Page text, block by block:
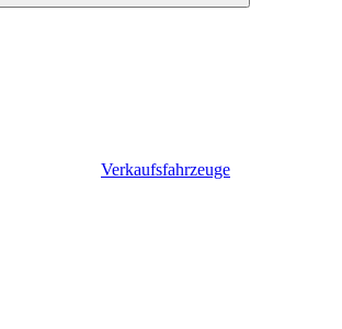
Verkaufsfahrzeuge